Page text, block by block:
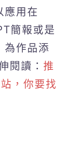
應用在
簡報或是
為作品添
閱讀： 推
，你要找